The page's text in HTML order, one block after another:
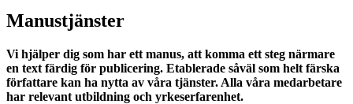
Manustjänster
Vi hjälper dig som har ett manus, att komma ett steg närmare
en text färdig för publicering. Etablerade såväl som helt färska
författare kan ha nytta av våra tjänster. Alla våra medarbetare
har relevant utbildning och yrkeserfarenhet.